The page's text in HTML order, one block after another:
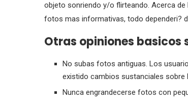
objeto sonriendo y/o flirteando. Acerca
fotos mas informativas, todo dependeri?
Otras opiniones basicos
No subas fotos antiguas. Los
existido cambios sustanciales sobre
Nunca engrandecerse fotos con